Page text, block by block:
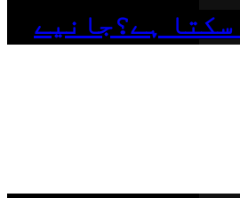
ہے؟جانیے